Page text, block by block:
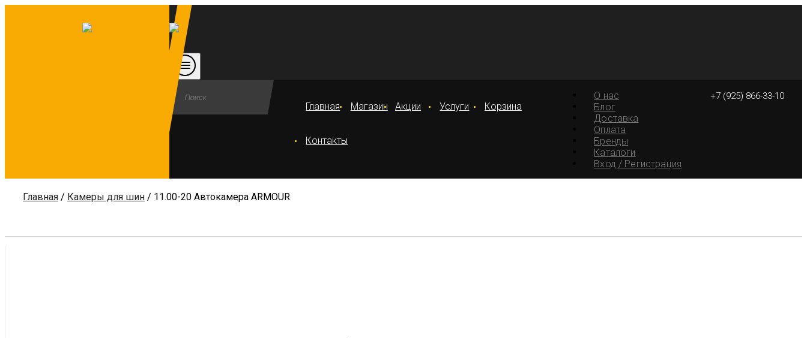
+7 (925) 866-33-10
О нас
Блог
Доставка
Оплата
Бренды
Каталоги
Вход / Регистрация
Главная Магазин Акции Услуги Корзина
Контакты
Главная / Камеры для шин / 11.00-20 Автокамера ARMOUR